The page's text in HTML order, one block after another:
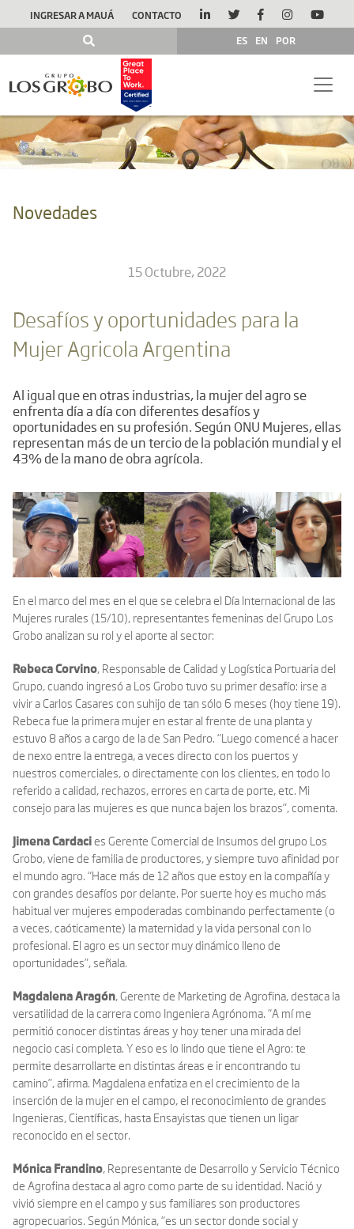
INGRESAR A MAUÁ
CONTACTO
ES
EN POR
Novedades
15 Octubre, 2022
Desafíos y oportunidades para la
Mujer Agricola Argentina
Al igual que en otras industrias, la mujer del agro se
enfrenta día a día con diferentes desafíos y
oportunidades en su profesión. Según ONU Mujeres, ellas
representan más de un tercio de la población mundial y el
43% de la mano de obra agrícola.
En el marco del mes en el que se celebra el Día Internacional de las
Mujeres rurales (15/10), representantes femeninas del Grupo Los
Grobo analizan su rol y el aporte al sector:
Rebeca Corvino, Responsable de Calidad y Logística Portuaria del
Grupo, cuando ingresó a Los Grobo tuvo su primer desafío: irse a
vivir a Carlos Casares con suhijo de tan sólo 6 meses (hoy tiene 19).
Rebeca fue la primera mujer en estar al frente de una planta y
estuvo 8 años a cargo de la de San Pedro. “Luego comencé a hacer
de nexo entre la entrega, a veces directo con los puertos y
nuestros comerciales, o directamente con los clientes, en todo lo
referido a calidad, rechazos, errores en carta de porte, etc. Mi
consejo para las mujeres es que nunca bajen los brazos”, comenta.
Jimena Cardaci es Gerente Comercial de Insumos del grupo Los
Grobo, viene de familia de productores, y siempre tuvo afinidad por
el mundo agro. “Hace más de 12 años que estoy en la compañía y
con grandes desafíos por delante. Por suerte hoy es mucho más
habitual ver mujeres empoderadas combinando perfectamente (o
a veces, caóticamente) la maternidad y la vida personal con lo
profesional. El agro es un sector muy dinámico lleno de
oportunidades”, señala.
Magdalena Aragón, Gerente de Marketing de Agrofina, destaca la
versatilidad de la carrera como Ingeniera Agrónoma. “A mí me
permitió conocer distintas áreas y hoy tener una mirada del
negocio casi completa. Y eso es lo lindo que tiene el Agro: te
permite desarrollarte en distintas áreas e ir encontrando tu
camino”, afirma. Magdalena enfatiza en el crecimiento de la
inserción de la mujer en el campo, el reconocimiento de grandes
Ingenieras, Científicas, hasta Ensayistas que tienen un ligar
reconocido en el sector.
Mónica Frandino, Representante de Desarrollo y Servicio Técnico
de Agrofina destaca al agro como parte de su identidad. Nació y
vivió siempre en el campo y sus familiares son productores
agropecuarios. Según Mónica, “es un sector donde social y